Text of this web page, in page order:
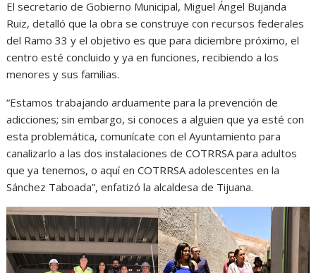
El secretario de Gobierno Municipal, Miguel Ángel Bujanda
Ruiz, detalló que la obra se construye con recursos federales
del Ramo 33 y el objetivo es que para diciembre próximo, el
centro esté concluido y ya en funciones, recibiendo a los
menores y sus familias.
“Estamos trabajando arduamente para la prevención de
adicciones; sin embargo, si conoces a alguien que ya esté con
esta problemática, comunícate con el Ayuntamiento para
canalizarlo a las dos instalaciones de COTRRSA para adultos
que ya tenemos, o aquí en COTRRSA adolescentes en la
Sánchez Taboada”, enfatizó la alcaldesa de Tijuana.